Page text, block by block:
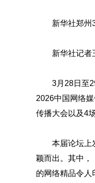
新华社郑
新华社记者
3月28日至
2026中国网络
传播大会以及4
本届论坛上
颖而出。其中，
的网络精品令人